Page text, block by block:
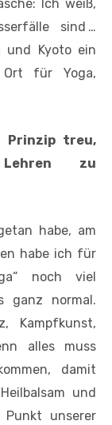
Ich weiß,
sind …
und Kyoto ein
Ort für Yoga,
Prinzip treu,
Lehren zu
habe, am
habe ich für
noch viel
ganz normal.
Kampfkunst,
alles muss
damit
und
unserer